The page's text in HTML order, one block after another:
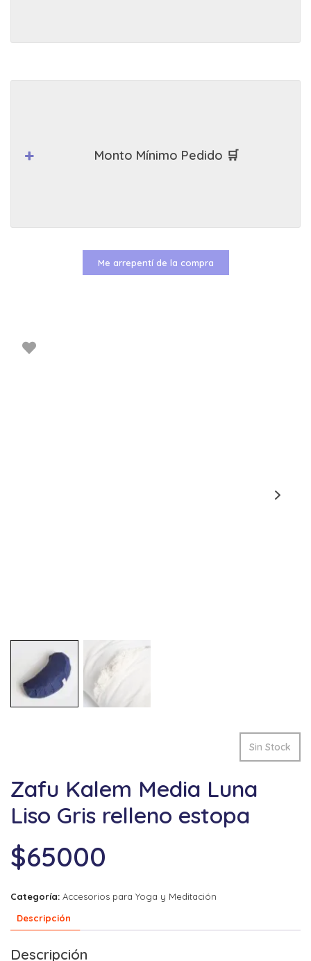
Sin Stock
Zafu Kalem Media Luna
Liso Gris relleno estopa
$65000
Categoría: Accesorios para Yoga y Meditación
Descripción
Descripción
Monto Mínimo Pedido 🛒
Me arrepentí de la compra